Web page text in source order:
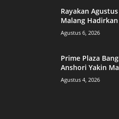
Rayakan
Malang
Agustus 6, 2026
Prime Plaza
Anshori Yakin
Agustus 4, 2026